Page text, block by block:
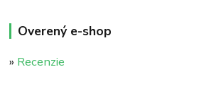
Overený e-shop
» Recenzie